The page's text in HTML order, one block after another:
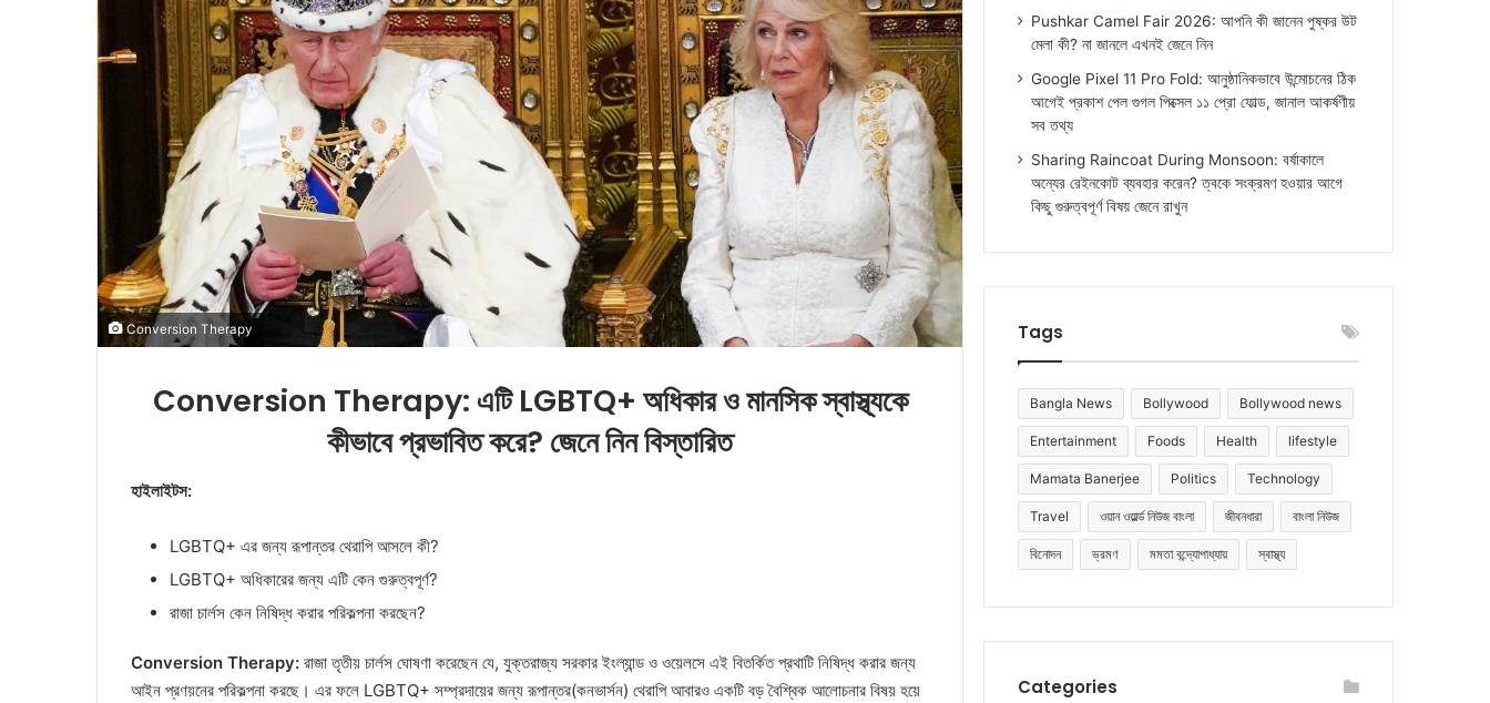
m
a
i
Conversion Therapy
Conversion Therapy: এটি LGBTQ+ অধিকার ও মানসিক স্বাস্থ্যকে
কীভাবে প্রভাবিত করে? জেনে নিন বিস্তারিত
হাইলাইটস:
LGBTQ+ এর জন্য রূপান্তর থেরাপি আসলে কী?
LGBTQ+ অধিকারের জন্য এটি কেন গুরুত্বপূর্ণ?
রাজা চার্লস কেন নিষিদ্ধ করার পরিকল্পনা করছেন?
Conversion Therapy: রাজা তৃতীয় চার্লস ঘোষণা করেছেন যে, যুক্তরাজ্য সরকার ইংল্যান্ড ও ওয়েলসে এই বিতর্কিত প্রথাটি নিষিদ্ধ করার জন্য
আইন প্রণয়নের পরিকল্পনা করছে। এর ফলে LGBTQ+ সম্প্রদায়ের জন্য রূপান্তর(কনভার্সন) থেরাপি আবারও একটি বড় বৈশ্বিক আলোচনার বিষয় হয়ে
Pushkar Camel Fair 2026: আপনি কী জানেন পুষ্কর উট
মেলা কী? না জানলে এখনই জেনে নিন
Google Pixel 11 Pro Fold: আনুষ্ঠানিকভাবে উন্মোচনের ঠিক
আগেই প্রকাশ পেল গুগল পিক্সেল ১১ প্রো ফোল্ড, জানাল আকর্ষণীয়
সব তথ্য
Sharing Raincoat During Monsoon: বর্ষাকালে
অন্যের রেইনকোট ব্যবহার করেন? ত্বকে সংক্রমণ হওয়ার আগে
কিছু গুরুত্বপূর্ণ বিষয় জেনে রাখুন
Tags
Bangla News Bollywood Bollywood news
Entertainment Foods Health lifestyle
Mamata Banerjee Politics Technology
Travel ওয়ান ওয়ার্ল্ড নিউজ বাংলা জীবনধারা বাংলা নিউজ
বিনোদন ভ্রমণ মমতা বন্দ্যোপাধ্যায় স্বাস্থ্য
Categories